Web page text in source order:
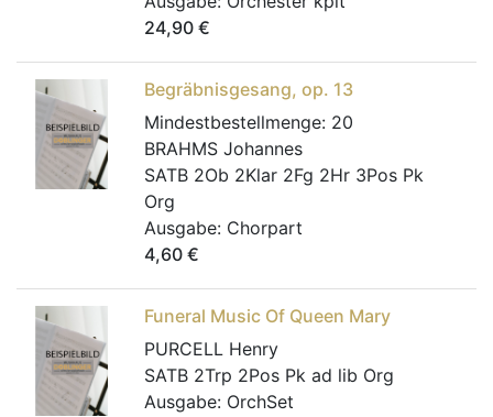
24,90 €
Begräbnisgesang, op. 13
Mindestbestellmenge: 20
BRAHMS Johannes
SATB 2Ob 2Klar 2Fg 2Hr 3Pos Pk
Org
Ausgabe: Chorpart
4,60 €
Funeral Music Of Queen Mary
PURCELL Henry
SATB 2Trp 2Pos Pk ad lib Org
Ausgabe: OrchSet